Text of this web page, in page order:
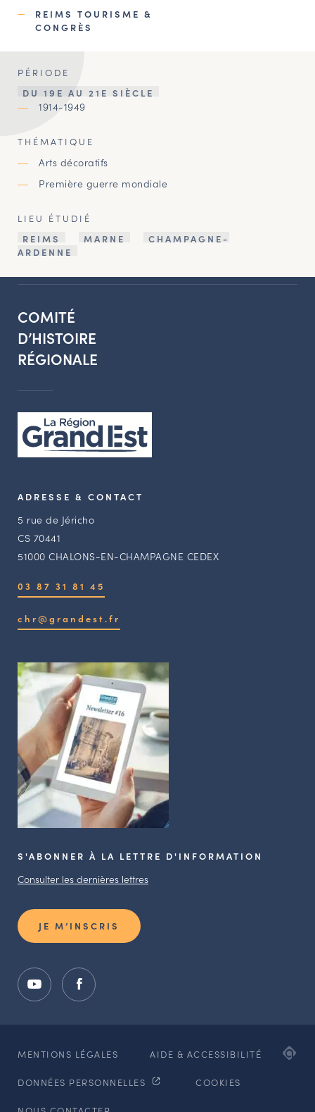
REIMS TOURISME &
CONGRÈS
PÉRIODE
DU 19E AU 21E SIÈCLE
1914-1949
THÉMATIQUE
Arts décoratifs
Première guerre mondiale
LIEU ÉTUDIÉ
REIMS
MARNE
CHAMPAGNE-
ARDENNE
COMITÉ
D’HISTOIRE
RÉGIONALE
ADRESSE & CONTACT
5 rue de Jéricho
CS 70441
51000 CHALONS-EN-CHAMPAGNE CEDEX
03 87 31 81 45
chr@grandest.fr
S'ABONNER À LA LETTRE D'INFORMATION
Consulter les dernières lettres
JE M’INSCRIS
MENTIONS LÉGALES AIDE & ACCESSIBILITÉ
DONNÉES PERSONNELLES COOKIES